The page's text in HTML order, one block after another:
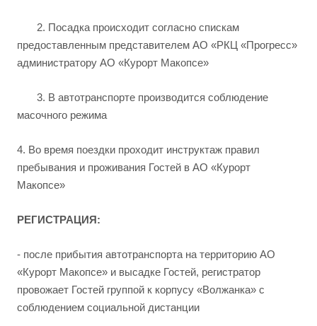
2. Посадка происходит согласно спискам
предоставленным представителем АО «РКЦ «Прогресс»
администратору АО «Курорт Макопсе»
3. В автотранспорте производится соблюдение
масочного режима
4. Во время поездки проходит инструктаж правил
пребывания и проживания Гостей в АО «Курорт
Макопсе»
РЕГИСТРАЦИЯ:
- после прибытия автотранспорта на территорию АО
«Курорт Макопсе» и высадке Гостей, регистратор
провожает Гостей группой к корпусу «Волжанка» с
соблюдением социальной дистанции